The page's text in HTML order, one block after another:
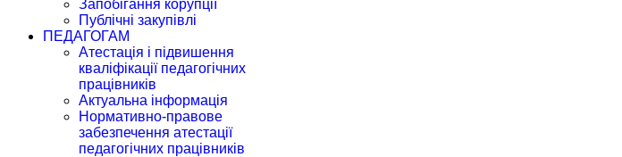
Запобігання корупції
Публічні закупівлі
ПЕДАГОГАМ
Атестація і підвишення
кваліфікації педагогічних
працівників
Актуальна інформація
Нормативно-правове
забезпечення атестації
педагогічних працівників